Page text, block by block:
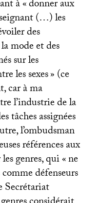
à «donner aux
(…) les
des
mode et des
sur les
les sexes» (ce
car à ma
l’industrie de la
tâches assignées
l’ombudsman
références aux
genres, qui «ne
défenseurs
Secrétariat